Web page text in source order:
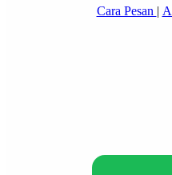
Cara Pesan |